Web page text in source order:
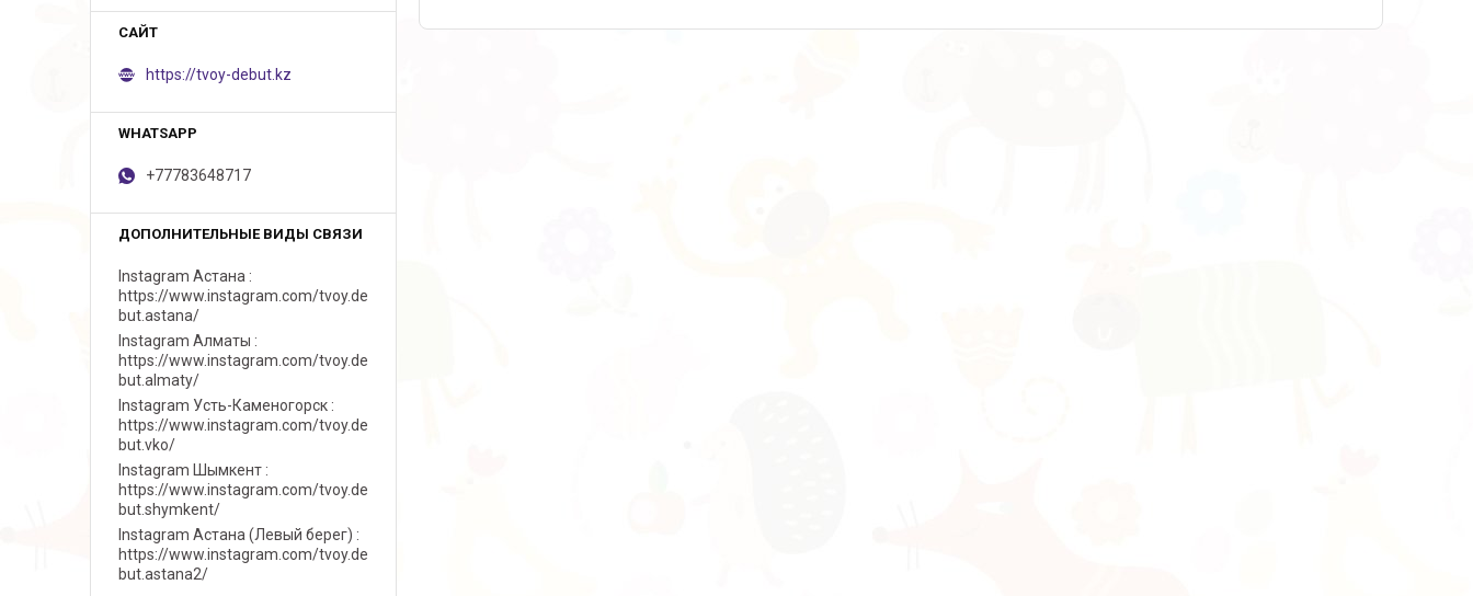
https://tvoy-debut.kz
+77783648717
Instagram Астана
https://www.instagram.com/tvoy.de
but.astana/
Instagram Алматы
https://www.instagram.com/tvoy.de
but.almaty/
Instagram Усть-Каменогорск
https://www.instagram.com/tvoy.de
but.vko/
Instagram Шымкент
https://www.instagram.com/tvoy.de
but.shymkent/
Instagram Астана (Левый берег)
https://www.instagram.com/tvoy.de
but.astana2/